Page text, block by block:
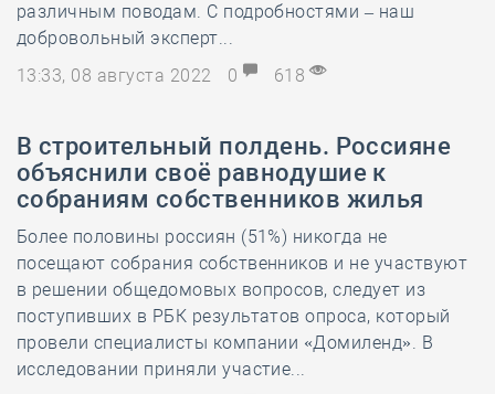
различным поводам. С подробностями – наш
добровольный эксперт...
13:33, 08 августа 2022
0 618
В строительный полдень. Россияне
объяснили своё равнодушие к
собраниям собственников жилья
Более половины россиян (51%) никогда не
посещают собрания собственников и не участвуют
в решении общедомовых вопросов, следует из
поступивших в РБК результатов опроса, который
провели специалисты компании «Домиленд». В
исследовании приняли участие...